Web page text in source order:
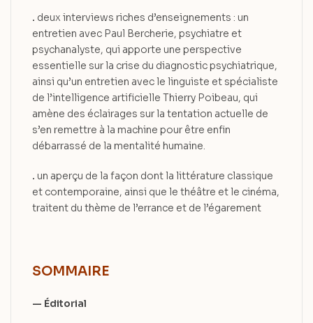
. deux interviews riches d’enseignements : un
entretien avec Paul Bercherie, psychiatre et
psychanalyste, qui apporte une perspective
essentielle sur la crise du diagnostic psychiatrique,
ainsi qu’un entretien avec le linguiste et spécialiste
de l’intelligence artificielle Thierry Poibeau, qui
amène des éclairages sur la tentation actuelle de
s’en remettre à la machine pour être enfin
débarrassé de la mentalité humaine.
. un aperçu de la façon dont la littérature classique
et contemporaine, ainsi que le théâtre et le cinéma,
traitent du thème de l’errance et de l’égarement
SOMMAIRE
— Éditorial